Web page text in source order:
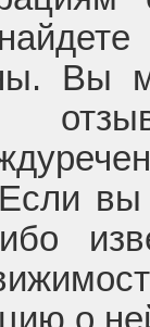
Вы